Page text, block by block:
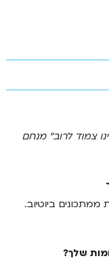
צמוד לרוב" מנחם
ממתכונים ביוטיוב.
שלך?